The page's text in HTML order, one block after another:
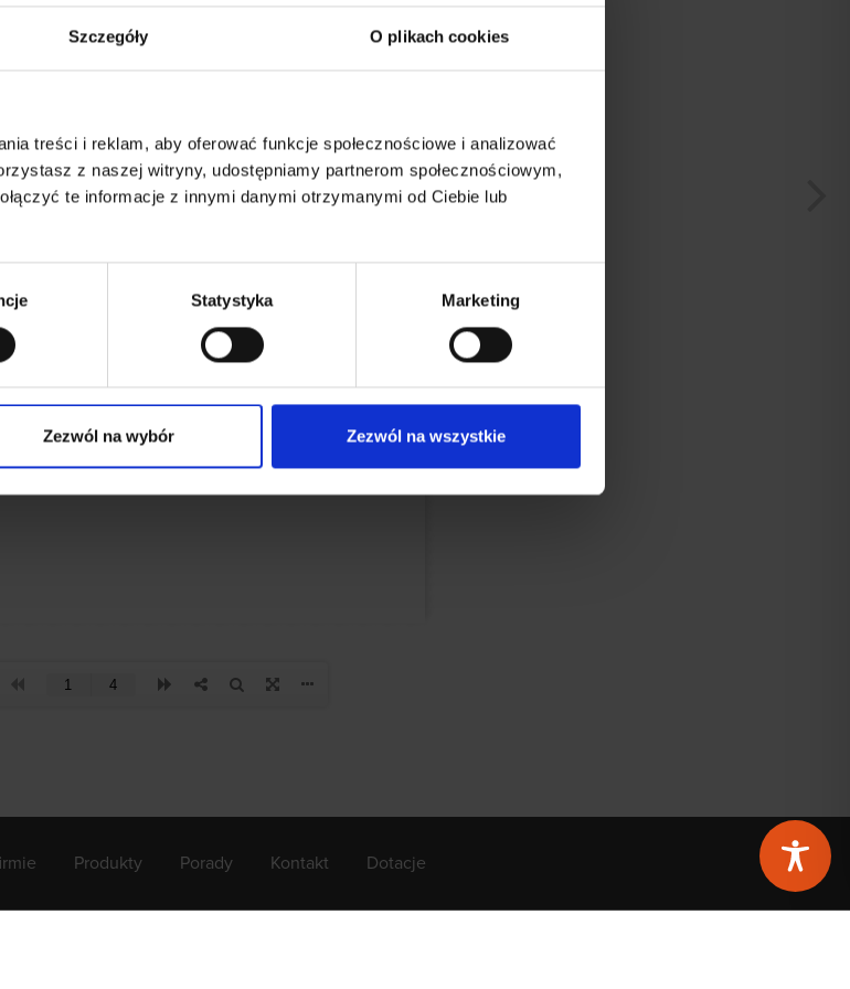
Szczegóły O plikach cookies
treści i reklam, aby oferować funkcje społecznościowe i analizować
z naszej witryny, udostępniamy partnerom społecznościowym,
te informacje z innymi danymi otrzymanymi od Ciebie lub
Statystyka Marketing
Zezwól na wybór Zezwól na wszystkie
Produkty Porady Kontakt Dotacje